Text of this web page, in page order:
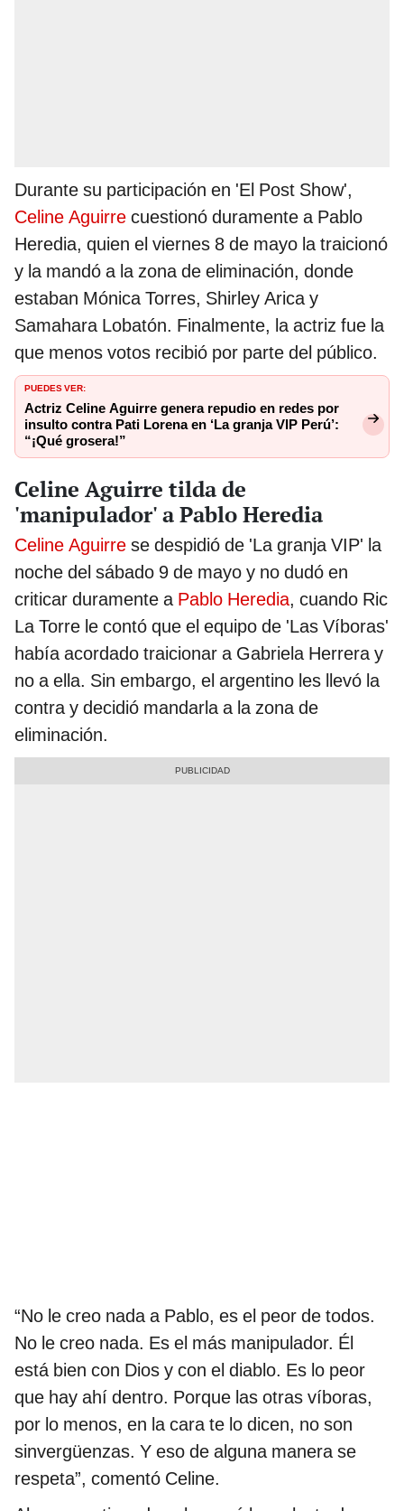
Durante su participación en 'El Post Show',
Celine Aguirre cuestionó duramente a Pablo
Heredia, quien el viernes 8 de mayo la traicionó
y la mandó a la zona de eliminación, donde
estaban Mónica Torres, Shirley Arica y
Samahara Lobatón. Finalmente, la actriz fue la
que menos votos recibió por parte del público.
PUEDES VER:
Actriz Celine Aguirre genera repudio en redes por
insulto contra Pati Lorena en ‘La granja VIP Perú’:
“¡Qué grosera!”
Celine Aguirre tilda de
'manipulador' a Pablo Heredia
Celine Aguirre se despidió de 'La granja VIP' la
noche del sábado 9 de mayo y no dudó en
criticar duramente a Pablo Heredia, cuando Ric
La Torre le contó que el equipo de 'Las Víboras'
había acordado traicionar a Gabriela Herrera y
no a ella. Sin embargo, el argentino les llevó la
contra y decidió mandarla a la zona de
eliminación.
“No le creo nada a Pablo, es el peor de todos.
No le creo nada. Es el más manipulador. Él
está bien con Dios y con el diablo. Es lo peor
que hay ahí dentro. Porque las otras víboras,
por lo menos, en la cara te lo dicen, no son
sinvergüenzas. Y eso de alguna manera se
respeta”, comentó Celine.